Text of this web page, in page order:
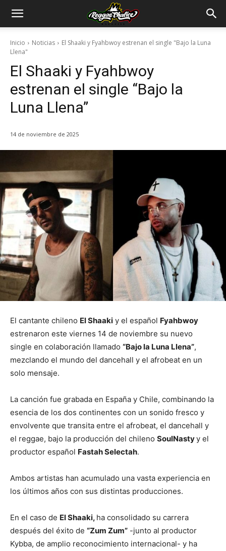
Inicio Noticias
El Shaaki y Fyahbwoy estrenan el single "Bajo la Luna
Llena"
El Shaaki y Fyahbwoy
estrenan el single “Bajo la
Luna Llena”
14 de noviembre de 2025
El cantante chileno El Shaaki y el español Fyahbwoy
estrenaron este viernes 14 de noviembre su nuevo
single en colaboración llamado “Bajo la Luna Llena”,
mezclando el mundo del dancehall y el afrobeat en un
solo mensaje.
La canción fue grabada en España y Chile, combinando la
esencia de los dos continentes con un sonido fresco y
envolvente que transita entre el afrobeat, el dancehall y
el reggae, bajo la producción del chileno SoulNastyy el
productor español Fastah Selectah.
Ambos artistas han acumulado una vasta experiencia en
los últimos años con sus distintas producciones.
En el caso de El Shaaki, ha consolidado su carrera
después del éxito de “Zum Zum” -junto al productor
Kybba, de amplio reconocimiento internacional- y ha